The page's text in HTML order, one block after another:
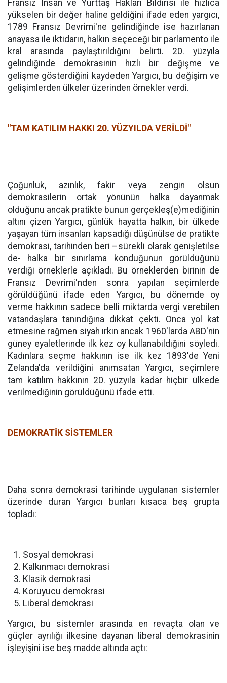
Fransız İnsan ve Yurttaş Hakları Bildirisi ile hızlıca
yükselen bir değer haline geldiğini ifade eden yargıcı,
1789 Fransız Devrimi'ne gelindiğinde ise hazırlanan
anayasa ile iktidarın, halkın seçeceği bir parlamento ile
kral arasında paylaştırıldığını belirti. 20. yüzyıla
gelindiğinde demokrasinin hızlı bir değişme ve
gelişme gösterdiğini kaydeden Yargıcı, bu değişim ve
gelişimlerden ülkeler üzerinden örnekler verdi.
"TAM KATILIM HAKKI 20. YÜZYILDA VERİLDİ"
Çoğunluk, azınlık, fakir veya zengin olsun
demokrasilerin ortak yönünün halka dayanmak
olduğunu ancak pratikte bunun gerçekleş(e)mediğinin
altını çizen Yargıcı, günlük hayatta halkın, bir ülkede
yaşayan tüm insanları kapsadığı düşünülse de pratikte
demokrasi, tarihinden beri –sürekli olarak genişletilse
de- halka bir sınırlama konduğunun görüldüğünü
verdiği örneklerle açıkladı. Bu örneklerden birinin de
Fransız Devrimi'nden sonra yapılan seçimlerde
görüldüğünü ifade eden Yargıcı, bu dönemde oy
verme hakkının sadece belli miktarda vergi verebilen
vatandaşlara tanındığına dikkat çekti. Onca yol kat
etmesine rağmen siyah ırkın ancak 1960'larda ABD'nin
güney eyaletlerinde ilk kez oy kullanabildiğini söyledi.
Kadınlara seçme hakkının ise ilk kez 1893'de Yeni
Zelanda'da verildiğini anımsatan Yargıcı, seçimlere
tam katılım hakkının 20. yüzyıla kadar hiçbir ülkede
verilmediğinin görüldüğünü ifade etti.
DEMOKRATİK SİSTEMLER
Daha sonra demokrasi tarihinde uygulanan sistemler
üzerinde duran Yargıcı bunları kısaca beş grupta
topladı:
Sosyal demokrasi
Kalkınmacı demokrasi
Klasik demokrasi
Koruyucu demokrasi
Liberal demokrasi
Yargıcı, bu sistemler arasında en revaçta olan ve
güçler ayrılığı ilkesine dayanan liberal demokrasinin
işleyişini ise beş madde altında açtı: